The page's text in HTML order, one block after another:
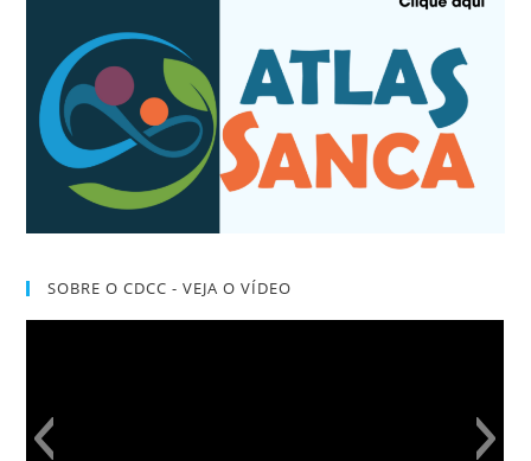
SOBRE O CDCC - VEJA O VÍDEO